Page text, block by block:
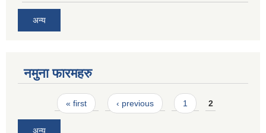
अन्य
नमुना फारमहरु
Pages« first ‹ previous 1 2
अन्य